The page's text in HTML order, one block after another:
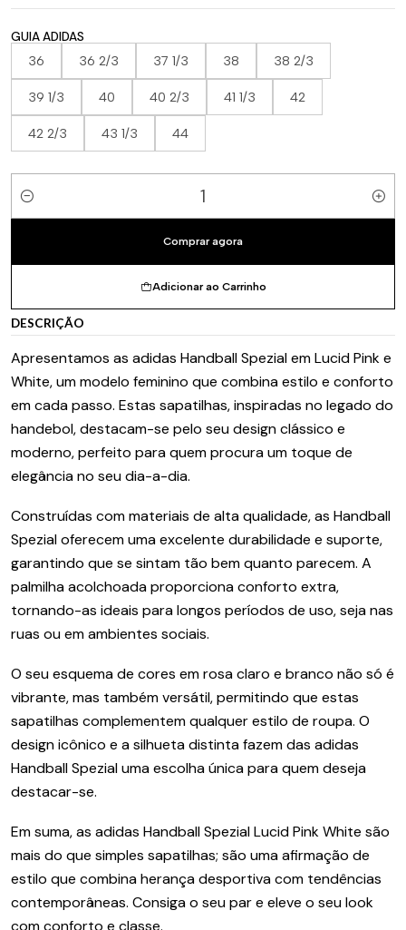
GUIA ADIDAS
36 36 2/3 37 1/3 38 38 2/3
39 1/3 40 40 2/3 41 1/3 42
42 2/3 43 1/3 44
Quantidade
Adicionar ao Carrinho
Comprar agora
DESCRIÇÃO
Apresentamos as adidas Handball Spezial em Lucid Pink e
White, um modelo feminino que combina estilo e conforto
em cada passo. Estas sapatilhas, inspiradas no legado do
handebol, destacam-se pelo seu design clássico e
moderno, perfeito para quem procura um toque de
elegância no seu dia-a-dia.
Construídas com materiais de alta qualidade, as Handball
Spezial oferecem uma excelente durabilidade e suporte,
garantindo que se sintam tão bem quanto parecem. A
palmilha acolchoada proporciona conforto extra,
tornando-as ideais para longos períodos de uso, seja nas
ruas ou em ambientes sociais.
O seu esquema de cores em rosa claro e branco não só é
vibrante, mas também versátil, permitindo que estas
sapatilhas complementem qualquer estilo de roupa. O
design icônico e a silhueta distinta fazem das adidas
Handball Spezial uma escolha única para quem deseja
destacar-se.
Em suma, as adidas Handball Spezial Lucid Pink White são
mais do que simples sapatilhas; são uma afirmação de
estilo que combina herança desportiva com tendências
contemporâneas. Consiga o seu par e eleve o seu look
com conforto e classe.